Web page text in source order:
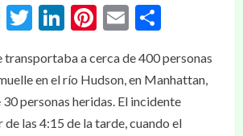
Messenger
Twitter
LinkedIn
Pinterest
Email
transportaba a cerca de 400 personas
en el río Hudson, en Manhattan,
30 personas heridas. El incidente
las 4:15 de la tarde, cuando el